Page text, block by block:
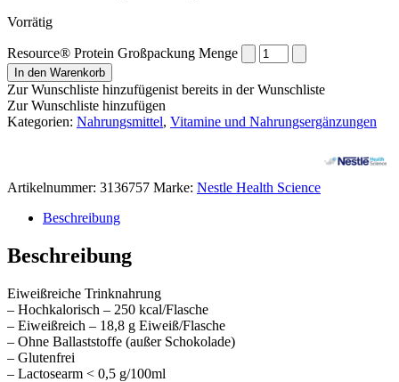
Vorrätig
Resource® Protein Großpackung Menge
In den Warenkorb
Zur Wunschliste hinzufügenist bereits in der Wunschliste
Zur Wunschliste hinzufügen
Kategorien: Nahrungsmittel, Vitamine und Nahrungsergänzungen
Artikelnummer: 3136757 Marke: Nestle Health Science
Beschreibung
Beschreibung
Eiweißreiche Trinknahrung
– Hochkalorisch – 250 kcal/Flasche
– Eiweißreich – 18,8 g Eiweiß/Flasche
– Ohne Ballaststoffe (außer Schokolade)
– Glutenfrei
– Lactosearm < 0,5 g/100ml